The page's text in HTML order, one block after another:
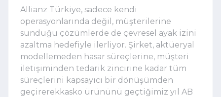
Allianz Türkiye, sadece kendi
operasyonlarında değil, müşterilerine
sunduğu çözümlerde de çevresel ayak izini
azaltma hedefiyle ilerliyor. Şirket, aktüeryal
modellemeden hasar süreçlerine, müşteri
iletişiminden tedarik zincirine kadar tüm
süreçlerini kapsayıcı bir dönüşümden
geçirerek kasko ürününü geçtiğimiz yıl AB